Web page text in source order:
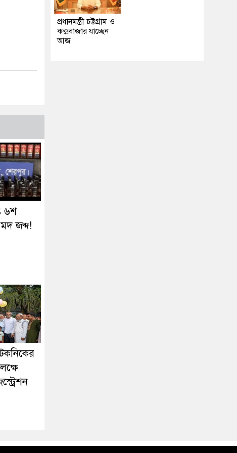
৬শ
জব্দ!
প্রধানমন্ত্রী চট্টগ্রাম ও
কক্সবাজার যাচ্ছেন
আজ